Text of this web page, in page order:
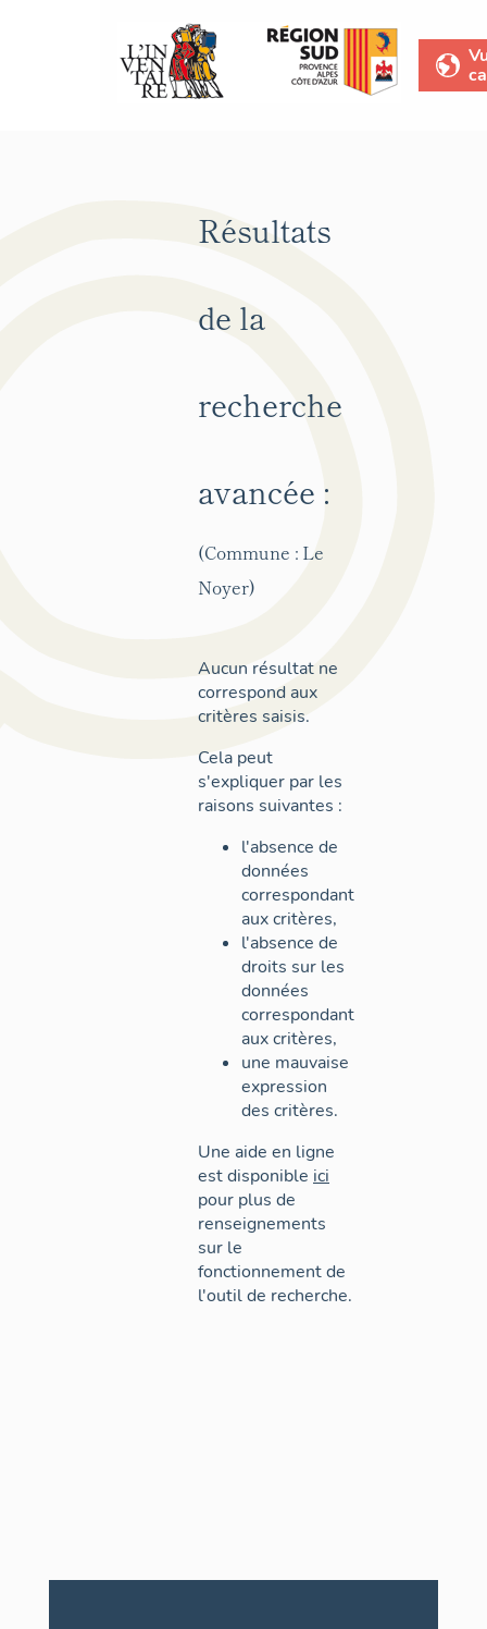
Résultats
de la
recherche
avancée :
(Commune : Le
Noyer)
Aucun résultat ne
correspond aux
critères saisis.
Cela peut
s'expliquer par les
raisons suivantes :
l'absence de
données
correspondant
aux critères,
l'absence de
droits sur les
données
correspondant
aux critères,
une mauvaise
expression
des critères.
Une aide en ligne
est disponible ici
pour plus de
renseignements
sur le
fonctionnement de
l'outil de recherche.